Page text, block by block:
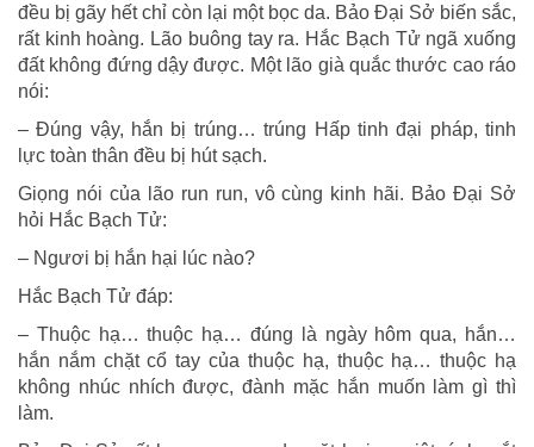
đều bị gãy hết chỉ còn lại một bọc da. Bảo Đại Sở biến sắc,
rất kinh hoàng. Lão buông tay ra. Hắc Bạch Tử ngã xuống
đất không đứng dậy được. Một lão già quắc thước cao ráo
nói:
– Đúng vậy, hắn bị trúng… trúng Hấp tinh đại pháp, tinh
lực toàn thân đều bị hút sạch.
Giọng nói của lão run run, vô cùng kinh hãi. Bảo Đại Sở
hỏi Hắc Bạch Tử:
– Ngươi bị hắn hại lúc nào?
Hắc Bạch Tử đáp:
– Thuộc hạ… thuộc hạ… đúng là ngày hôm qua, hắn…
hắn nắm chặt cổ tay của thuộc hạ, thuộc hạ… thuộc hạ
không nhúc nhích được, đành mặc hắn muốn làm gì thì
làm.